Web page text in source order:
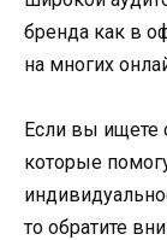
бренда как в
на многих
Если вы ищете
которые
то обратите